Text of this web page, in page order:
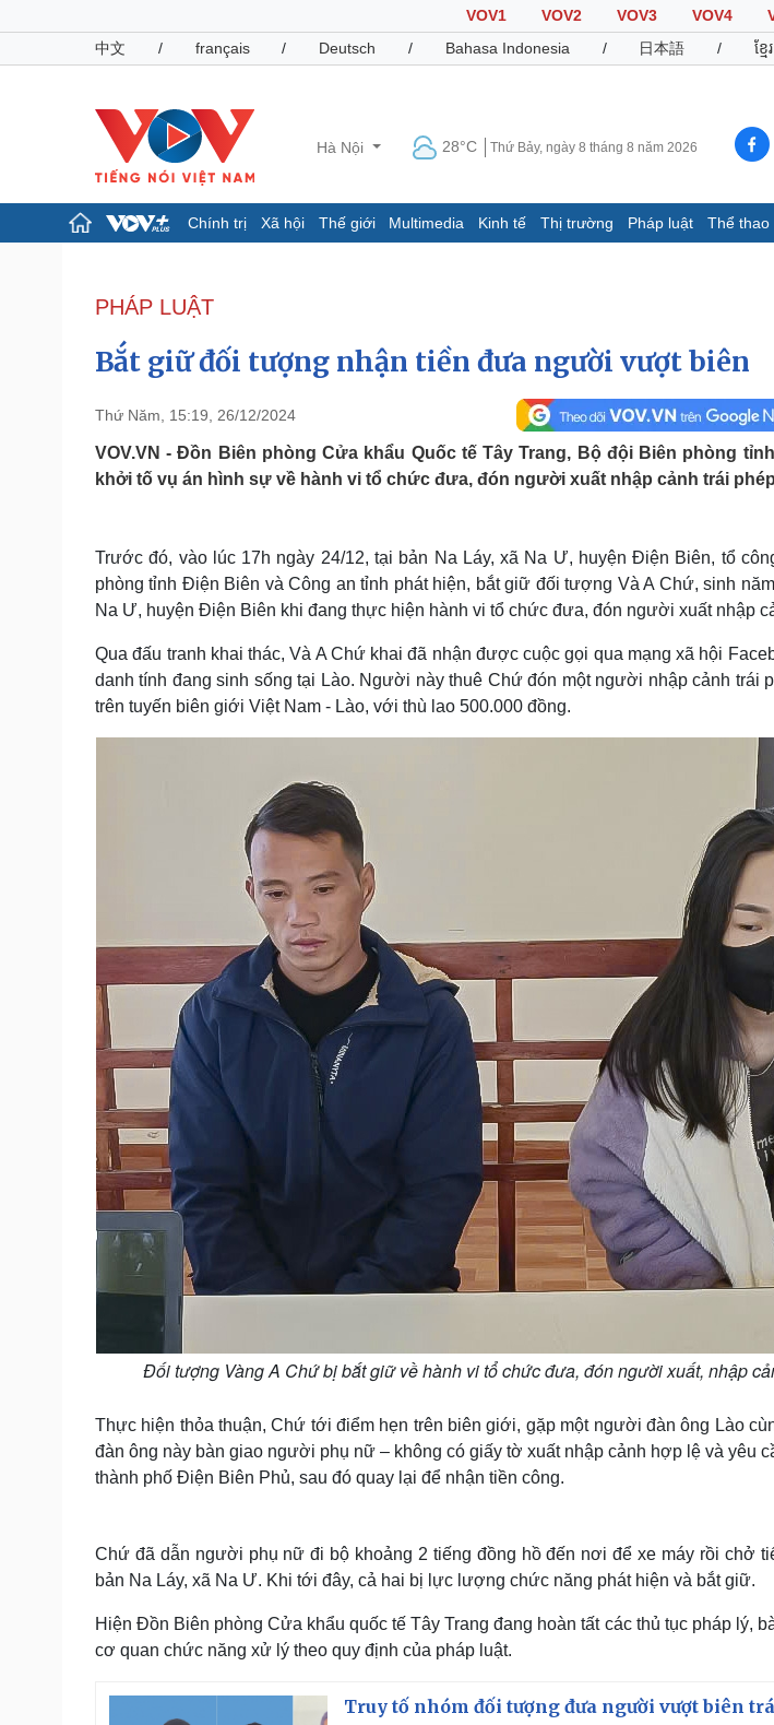
VOV1 VOV2 VOV3 VOV4
中文
/ français / Deutsch / Bahasa Indonesia / 日本語 / ខ្មែរ
Hà Nội 28°C Thứ Bảy, ngày 8 tháng 8 năm 2026
Chính trị Xã hội Thế giới Multimedia Kinh tế Thị trường Pháp luật Thể thao
Đảng
Tổ chức nhân sự
Quốc hội
Nhận diện sự thật
Dấu ấn VOV
Pháp luật
Vụ án
Quân sự - Quốc phòng
Vũ khí
Thể thao
Bóng đá
eSports
Hậu trường
Ô
Ô
Sức khỏe
Cây thuốc
Sản phụ khoa
Nhi khoa
Đời sống
Blog
Tình yêu - Gia đình
Văn hóa
Văn học
Âm nhạc
Di sản
PHÁP LUẬT
Bắt giữ đối tượng nhận tiền đưa người vượt biên
Thứ Năm, 15:19, 26/12/2024
VOV.VN - Đồn Biên phòng Cửa khẩu Quốc tế Tây Trang, Bộ đội Biên phòng
khởi tố vụ án hình sự về hành vi tổ chức đưa, đón người xuất nhập cảnh trái
Trước đó, vào lúc 17h ngày 24/12, tại bản Na Láy, xã Na Ư, huyện Điện Biên, tổ
phòng tỉnh Điện Biên và Công an tỉnh phát hiện, bắt giữ đối tượng Và A Chứ, sinh
Na Ư, huyện Điện Biên khi đang thực hiện hành vi tổ chức đưa, đón người xuất nhập
Qua đấu tranh khai thác, Và A Chứ khai đã nhận được cuộc gọi qua mạng xã hội
danh tính đang sinh sống tại Lào. Người này thuê Chứ đón một người nhập cảnh trái
trên tuyến biên giới Việt Nam - Lào, với thù lao 500.000 đồng.
Đối tượng Vàng A Chứ bị bắt giữ về hành vi tổ chức đưa, đón người xuất, nhập
Thực hiện thỏa thuận, Chứ tới điểm hẹn trên biên giới, gặp một người đàn ông Lào
đàn ông này bàn giao người phụ nữ – không có giấy tờ xuất nhập cảnh hợp lệ và yêu
thành phố Điện Biên Phủ, sau đó quay lại để nhận tiền công.
Chứ đã dẫn người phụ nữ đi bộ khoảng 2 tiếng đồng hồ đến nơi để xe máy rồi chở
bản Na Láy, xã Na Ư. Khi tới đây, cả hai bị lực lượng chức năng phát hiện và bắt giữ.
Hiện Đồn Biên phòng Cửa khẩu quốc tế Tây Trang đang hoàn tất các thủ tục pháp lý,
cơ quan chức năng xử lý theo quy định của pháp luật.
Truy tố nhóm đối tượng đưa người vượt biên